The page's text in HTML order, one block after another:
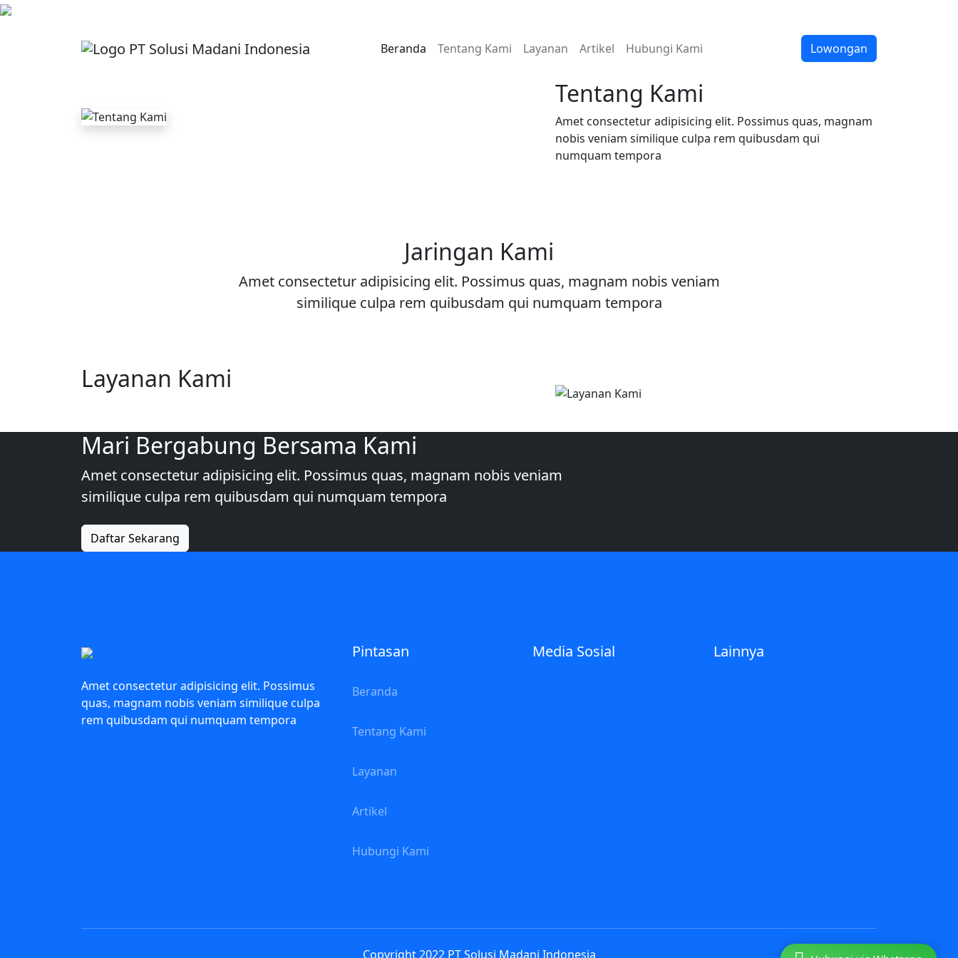
Beranda Tentang Kami Layanan Artikel Hubungi Kami Lowongan
Tentang Kami
Amet consectetur adipisicing elit. Possimus quas, magnam
nobis veniam similique culpa rem quibusdam qui
numquam tempora
Jaringan Kami
Amet consectetur adipisicing elit. Possimus quas, magnam nobis veniam
similique culpa rem quibusdam qui numquam tempora
Layanan Kami
Mari Bergabung Bersama Kami
Amet consectetur adipisicing elit. Possimus quas, magnam nobis veniam
similique culpa rem quibusdam qui numquam tempora
Daftar Sekarang
Amet consectetur adipisicing elit. Possimus
quas, magnam nobis veniam similique culpa
rem quibusdam qui numquam tempora
Pintasan
Beranda
Tentang Kami
Layanan
Artikel
Hubungi Kami
Media Sosial Lainnya
Copyright 2022 PT Solusi Madani Indonesia